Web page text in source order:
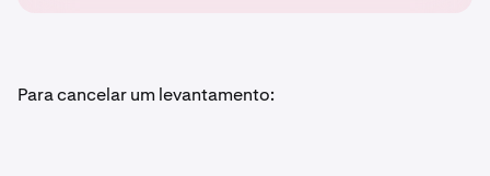
Para cancelar um levantamento: